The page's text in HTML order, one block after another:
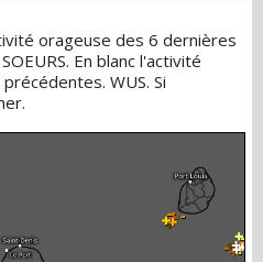
orageuse des 6 dernières
En blanc l'activité
WUS. Si